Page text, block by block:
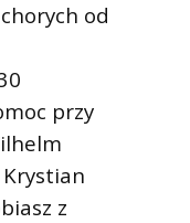
od
przy
Krystian
z